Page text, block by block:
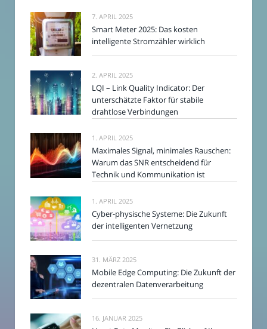
7. APRIL 2025
Smart Meter 2025: Das kosten
intelligente Stromzähler wirklich
2. APRIL 2025
LQI – Link Quality Indicator: Der
unterschätzte Faktor für stabile
drahtlose Verbindungen
1. APRIL 2025
Maximales Signal, minimales Rauschen:
Warum das SNR entscheidend für
Technik und Kommunikation ist
1. APRIL 2025
Cyber-physische Systeme: Die Zukunft
der intelligenten Vernetzung
31. MÄRZ 2025
Mobile Edge Computing: Die Zukunft der
dezentralen Datenverarbeitung
16. JANUAR 2025